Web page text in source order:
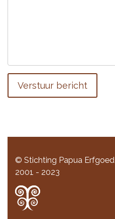
Verstuur bericht
© Stichting Papua Erfgoed
2001 - 2023